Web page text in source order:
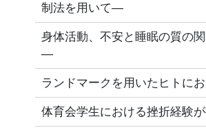
制法を用いて―
身体活動、不安と睡眠の質の
―
ランドマークを用いたヒトに
体育会学生における挫折経験